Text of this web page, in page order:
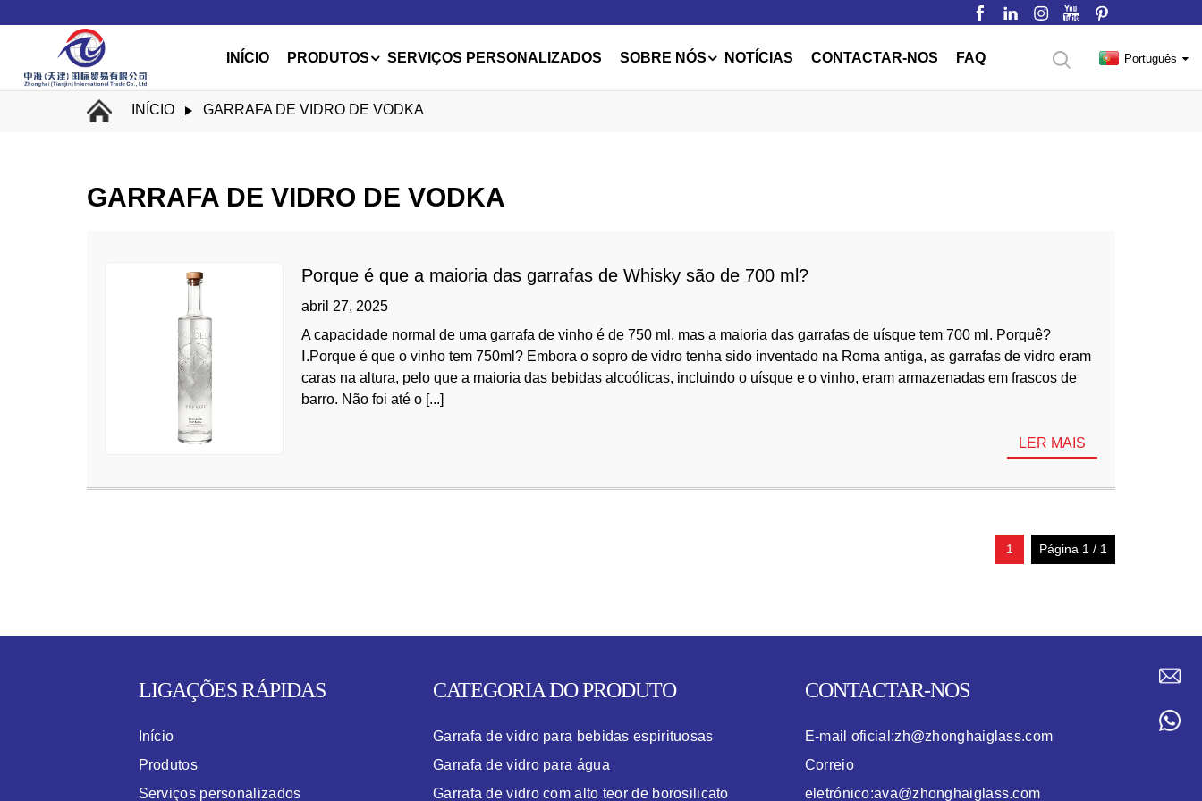
INÍCIO PRODUTOS SERVIÇOS PERSONALIZADOS SOBRE NÓS NOTÍCIAS CONTACTAR-NOS FAQ Português
INÍCIO GARRAFA DE VIDRO DE VODKA
GARRAFA DE VIDRO DE VODKA
Porque é que a maioria das garrafas de Whisky são de 700 ml?
abril 27, 2025
A capacidade normal de uma garrafa de vinho é de 750 ml, mas a maioria das garrafas de uísque tem 700 ml. Porquê?
Ⅰ.Porque é que o vinho tem 750ml? Embora o sopro de vidro tenha sido inventado na Roma antiga, as garrafas de vidro eram
caras na altura, pelo que a maioria das bebidas alcoólicas, incluindo o uísque e o vinho, eram armazenadas em frascos de
barro. Não foi até o [...]
LER MAIS
1 Página 1 / 1
LIGAÇÕES RÁPIDAS
Início
Produtos
Serviços personalizados
CATEGORIA DO PRODUTO
Garrafa de vidro para bebidas espirituosas
Garrafa de vidro para água
Garrafa de vidro com alto teor de borosilicato
CONTACTAR-NOS
E-mail oficial:zh@zhonghaiglass.com
Correio
eletrónico:ava@zhonghaiglass.com